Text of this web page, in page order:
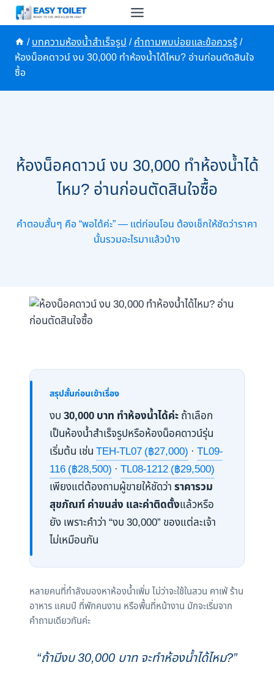
Skip
to
content
/บทความห้องน้ำสำเร็จรูป/คำถามพบบ่อยและข้อควรรู้/
ห้องน็อคดาวน์ งบ 30,000 ทำห้องน้ำได้ไหม? อ่านก่อนตัดสินใจ
ซื้อ
ห้องน็อคดาวน์ งบ 30,000 ทำห้องน้ำได้
ไหม? อ่านก่อนตัดสินใจซื้อ
คำตอบสั้นๆ คือ “พอได้ค่ะ” — แต่ก่อนโอน ต้องเช็กให้ชัดว่าราคา
นั้นรวมอะไรมาแล้วบ้าง
สรุปสั้นก่อนเข้าเรื่อง
งบ30,000 บาท ทำห้องน้ำได้ค่ะถ้าเลือก
เป็นห้องน้ำสำเร็จรูปหรือห้องน็อคดาวน์รุ่น
เริ่มต้น เช่นTEH-TL07 (฿27,000) · TL09-
116 (฿28,500) · TL08-1212 (฿29,500)
เพียงแต่ต้องถามผู้ขายให้ชัดว่าราคารวม
สุขภัณฑ์ ค่าขนส่ง และค่าติดตั้งแล้วหรือ
ยัง เพราะคำว่า “งบ 30,000” ของแต่ละเจ้า
ไม่เหมือนกัน
หลายคนที่กำลังมองหาห้องน้ำเพิ่ม ไม่ว่าจะใช้ในสวน คาเฟ่ ร้าน
อาหาร แคมป์ ที่พักคนงาน หรือพื้นที่หน้างาน มักจะเริ่มจาก
คำถามเดียวกันค่ะ
“ถ้ามีงบ 30,000 บาท จะทำห้องน้ำได้ไหม?”